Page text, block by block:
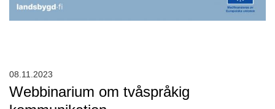
Webbinarium om tvåspråkig
08.11.2023